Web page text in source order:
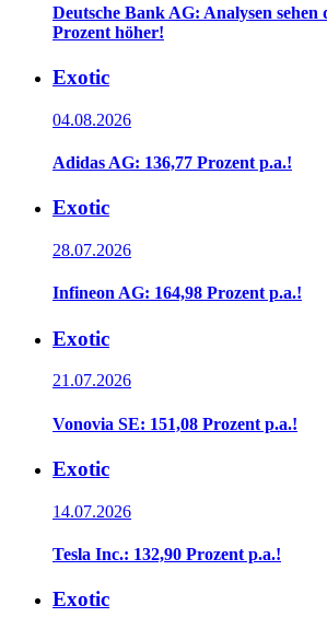
Deutsche Bank AG: Analysen sehen
Prozent höher!
Exotic
04.08.2026
Adidas AG: 136,77 Prozent p.a.!
Exotic
28.07.2026
Infineon AG: 164,98 Prozent p.a.!
Exotic
21.07.2026
Vonovia SE: 151,08 Prozent p.a.!
Exotic
14.07.2026
Tesla Inc.: 132,90 Prozent p.a.!
Exotic